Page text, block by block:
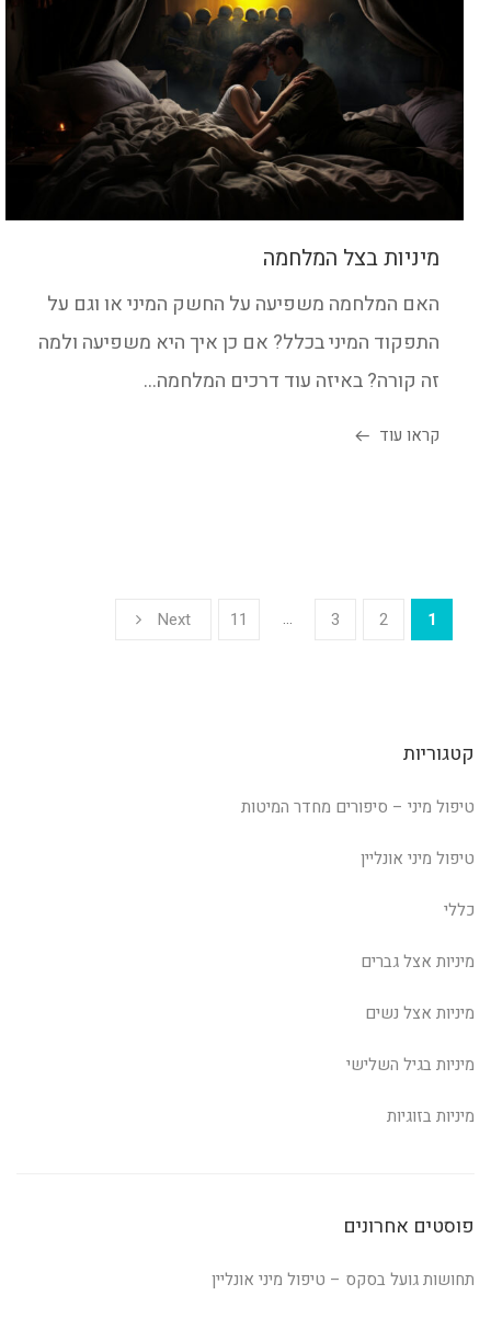
מיניות בצל המלחמה
האם המלחמה משפיעה על החשק המיני או וגם על
התפקוד המיני בכלל? אם כן איך היא משפיעה ולמה
זה קורה? באיזה עוד דרכים המלחמה...
קראו עוד
1
2
3
…
11
Next
קטגוריות
טיפול מיני – סיפורים מחדר המיטות
טיפול מיני אונליין
כללי
מיניות אצל גברים
מיניות אצל נשים
מיניות בגיל השלישי
מיניות בזוגיות
פוסטים אחרונים
תחושות גועל בסקס – טיפול מיני אונליין